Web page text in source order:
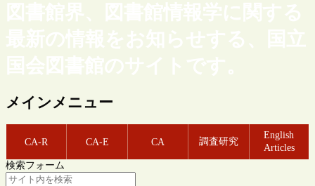
図書館界、図書館情報学に関する
最新の情報をお知らせする、国立
国会図書館のサイトです。
メインメニュー
CA-R CA-E CA 調査研究
English
Articles
検索フォーム